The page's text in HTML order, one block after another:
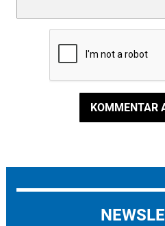
KOMMENTAR